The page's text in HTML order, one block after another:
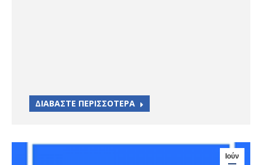
ΔΙΑΒΑΣΤΕ ΠΕΡΙΣΣΟΤΕΡΑ
Ιούν